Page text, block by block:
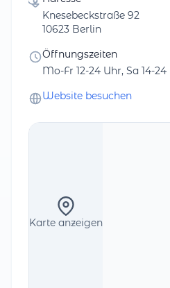
Knesebeckstraße 92
10623 Berlin
Öffnungszeiten
Mo-Fr 12-24 Uhr, Sa 14-
Website besuchen
Karte anzeigen